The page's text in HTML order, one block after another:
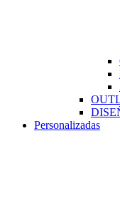
Personalizadas